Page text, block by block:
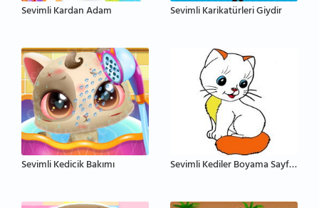
Sevimli Kardan Adam Sevimli Karikatürleri Giydir
Sevimli Kedicik Bakımı Sevimli Kediler Boyama Sayfaları